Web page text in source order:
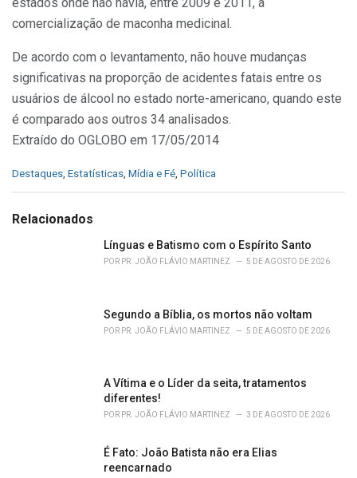
comercialização de maconha medicinal.
De acordo com o levantamento, não houve mudanças
significativas na proporção de acidentes fatais entre os
usuários de álcool no estado norte-americano, quando este
é comparado aos outros 34 analisados.
Extraído do OGLOBO em 17/05/2014
C
e
Destaques Estatísticas Mídia e Fé Política
Relacionados
Línguas e Batismo com o Espírito Santo
POR PR. JOÃO FLÁVIO MARTINEZ 5 DE AGOSTO DE 2026
Segundo a Bíblia, os mortos não voltam
POR PR. JOÃO FLÁVIO MARTINEZ 5 DE AGOSTO DE 2026
A Vítima e o Líder da seita, tratamentos
diferentes!
POR PR. JOÃO FLÁVIO MARTINEZ 3 DE AGOSTO DE 2026
É Fato: João Batista não era Elias
reencarnado